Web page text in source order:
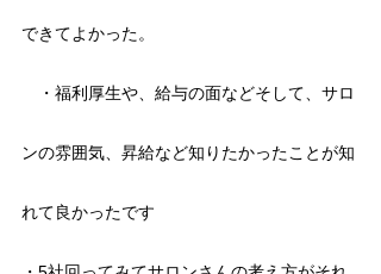
できてよかった。
・福利厚生や、給与の面などそして、サロ
ンの雰囲気、昇給など知りたかったことが知
れて良かったです